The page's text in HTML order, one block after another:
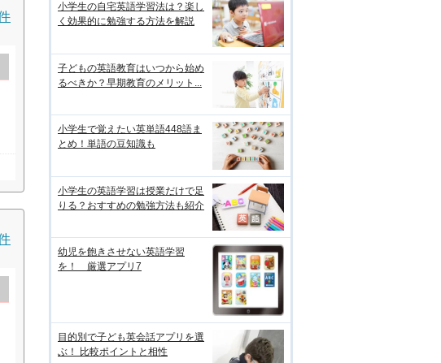
小学生の自宅英語学習法は？楽し
く効果的に勉強する方法を解説
子どもの英語教育はいつから始め
るべきか？早期教育のメリット...
小学生で覚えたい英単語448語ま
とめ！単語の豆知識も
小学生の英語学習は授業だけで足
りる？おすすめの勉強方法も紹介
幼児を飽きさせない英語学習
を！ 厳選アプリ7
目的別で子ども英会話アプリを選
ぶ！ 比較ポイントと相性